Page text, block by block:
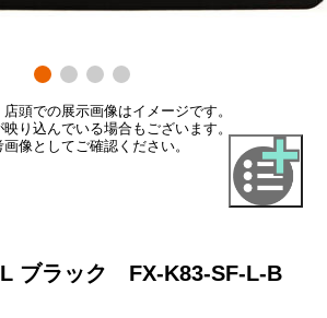
頭での展示画像はイメージです。
り込んでいる場合もございます。
画像としてご確認ください。
L ブラック FX-K83-SF-L-B